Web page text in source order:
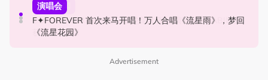
国际星闻
张员瑛频陷耍大牌争议！首度吐心声：真相终究会浮出水
面！
演唱会
F✦FOREVER 首次来马开唱！万人合唱《流星雨》，梦回
《流星花园》
国际星闻
CORTIS MARTIN一开口就沦陷！深情演绎JANNABI歌曲
获网友狂赞！
Advertisement